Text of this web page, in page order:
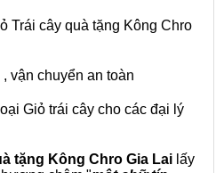
Trái cây quà tặng Kông Chro
vận chuyển an toàn
Giỏ trái cây cho các đại lý
tặng Kông Chro Gia Lai lấy